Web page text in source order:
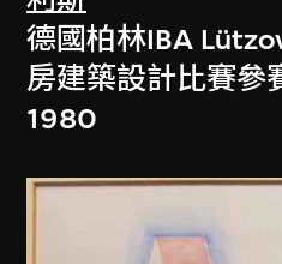
德國柏林IBA
房建築設計比賽參
1980